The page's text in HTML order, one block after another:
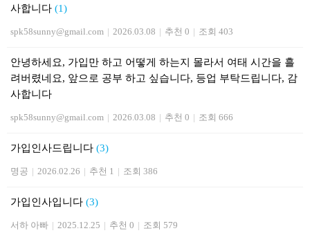
사합니다 (1)
spk58sunny@gmail.com | 2026.03.08 | 추천 0 | 조회 403
안녕하세요, 가입만 하고 어떻게 하는지 몰라서 여태 시간을 흘
려버렸네요, 앞으로 공부 하고 싶습니다, 등업 부탁드립니다, 감
사합니다
spk58sunny@gmail.com | 2026.03.08 | 추천 0 | 조회 666
가입인사드립니다 (3)
명공 | 2026.02.26 | 추천 1 | 조회 386
가입인사입니다 (3)
서하 아빠 | 2025.12.25 | 추천 0 | 조회 579